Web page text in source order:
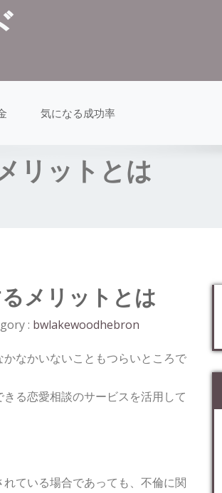
気になる成功率
リットとは
メリットとは
: bwlakewoodhebron
なかいないこともつらいところで
る恋愛相談のサービスを活用して
ている場合であっても、不倫に関